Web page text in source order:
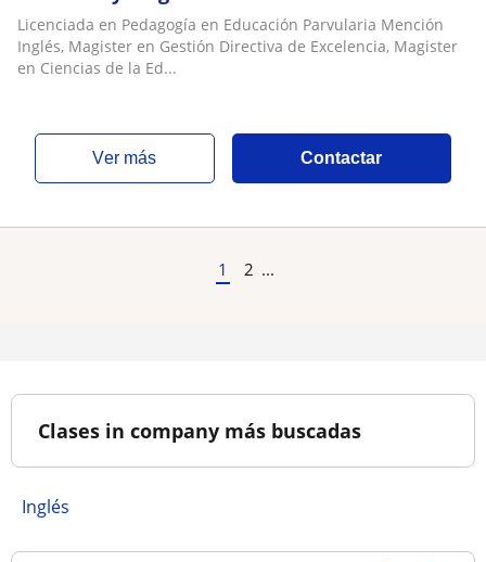
Educación Mención Curriculum y Evaluación
Licenciada en Pedagogía en Educación Parvularia Mención
Inglés, Magister en Gestión Directiva de Excelencia, Magister
en Ciencias de la Ed...
ver más Contactar
1 2 ...
Clases in company más buscadas
Inglés